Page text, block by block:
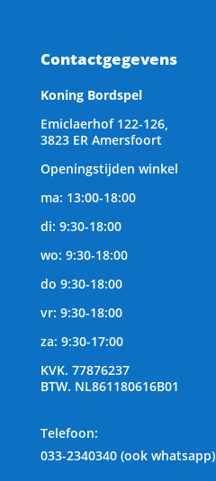
Contactgegevens
Koning Bordspel
Emiclaerhof 122-126,
3823 ER Amersfoort
Openingstijden winkel
ma: 13:00-18:00
di: 9:30-18:00
wo: 9:30-18:00
do 9:30-18:00
vr: 9:30-18:00
za: 9:30-17:00
KVK. 77876237
BTW. NL861180616B01
Telefoon:
033-2340340 (ook whatsapp)